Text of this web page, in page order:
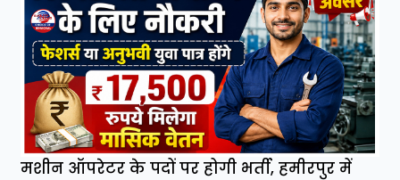
मशीन ऑपरेटर के पदों पर होगी भर्ती, हमीरपुर में